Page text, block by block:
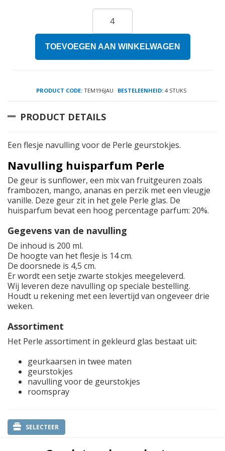
TOEVOEGEN AAN WINKELWAGEN
PRODUCT CODE: TEM196JAU BESTELEENHEID: 4 STUKS
PRODUCT DETAILS
Een flesje navulling voor de Perle geurstokjes.
Navulling huisparfum Perle
De geur is sunflower, een mix van fruitgeuren zoals
frambozen, mango, ananas en perzik met een vleugje
vanille. Deze geur zit in het gele Perle glas. De
huisparfum bevat een hoog percentage parfum: 20%.
Gegevens van de navulling
De inhoud is 200 ml.
De hoogte van het flesje is 14 cm.
De doorsnede is 4,5 cm.
Er wordt een setje zwarte stokjes meegeleverd.
Wij leveren deze navulling op speciale bestelling.
Houdt u rekening met een levertijd van ongeveer drie
weken.
Assortiment
Het Perle assortiment in gekleurd glas bestaat uit:
geurkaarsen in twee maten
geurstokjes
navulling voor de geurstokjes
roomspray
SELECTEER